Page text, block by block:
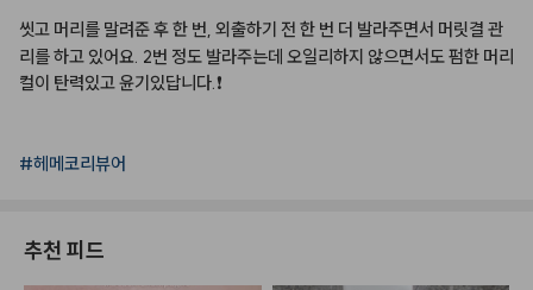
씻고 머리를 말려준후한 번, 외출하기 전 한 번 더 발라주면서 머릿결 관
리를하고 있어요. 2번 정도 발라주는데 오일리하지 않으면서도펌한 머리
컬이 탄력있고윤기있답니다.❗️
#헤메코리뷰어
추천 피드